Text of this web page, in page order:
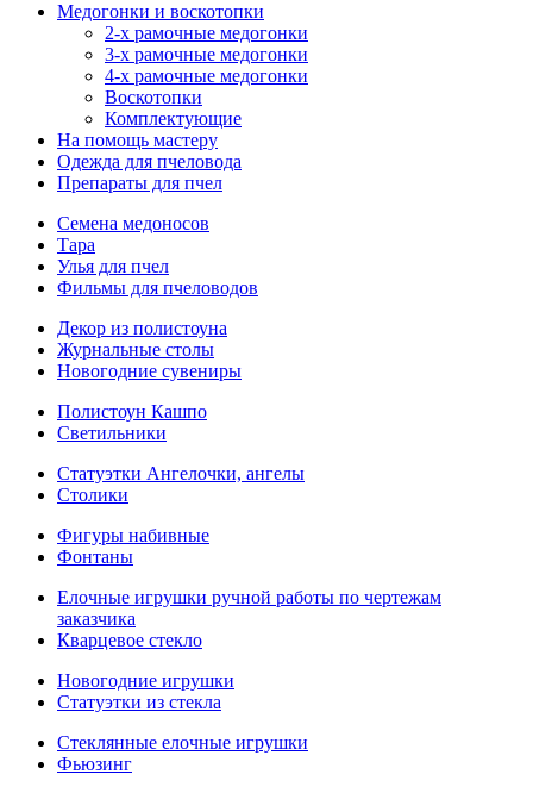
Медогонки и воскотопки
2-х рамочные медогонки
3-х рамочные медогонки
4-х рамочные медогонки
Воскотопки
Комплектующие
На помощь мастеру
Одежда для пчеловода
Препараты для пчел
Семена медоносов
Тара
Улья для пчел
Фильмы для пчеловодов
Декор из полистоуна
Журнальные столы
Новогодние сувениры
Полистоун Кашпо
Светильники
Статуэтки Ангелочки, ангелы
Столики
Фигуры набивные
Фонтаны
Елочные игрушки ручной работы по чертежам
заказчика
Кварцевое стекло
Новогодние игрушки
Статуэтки из стекла
Стеклянные елочные игрушки
Фьюзинг